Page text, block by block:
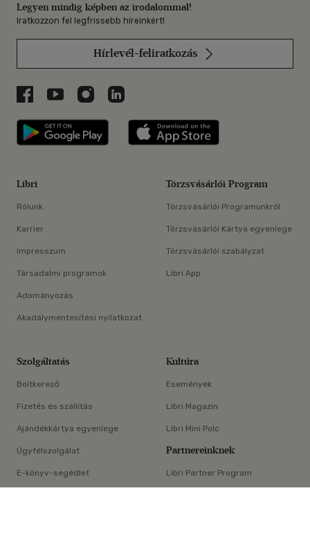
×
Legyen mindig képben az irodalommal!
Iratkozzon fel legfrissebb híreinkért!
Hírlevél-feliratkozás
Libri a Facebookon
Libri a Youtube-on
Libri az Instagramon
Libri a LinkedInen
Libri applikáció Szerezd meg: Google
Libri
Rólunk
Karrier
Impresszum
Társadalmi programok
Adományozás
Akadálymentesítési nyilatkozat
Törzsvásárlói Program
Törzsvásárlói Programunkról
Törzsvásárlói Kártya egyenlege
Törzsvásárlói szabályzat
Libri App
Szolgáltatás
Boltkereső
Fizetés és szállítás
Ajándékkártya egyenlege
Ügyfélszolgálat
E-könyv-segédlet
Kultúra
Események
Libri Magazin
Libri Mini Polc
Partnereinknek
Libri Partner Program